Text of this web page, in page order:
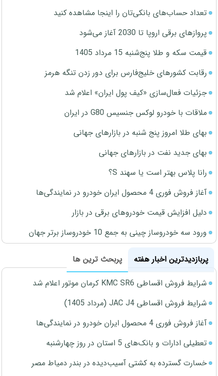
تعداد حساب‌های بانکی‌تان را اینجا مشاهده کنید
پروازهای برقی اروپا تا 2030 آغاز می‌شود
قیمت سکه و طلا پنج‌شنبه 15 مرداد 1405
رقابت کشورهای خلیج‌فارس برای دور زدن تنگه هرمز
جزئیات فعال‌سازی «کیف پول ایران» اعلام شد
ملاقات با خودرو لوکس جنسیس G80 در ایران
بهای طلا امروز پنج شنبه در بازارهای جهانی
بهای جدید نفت در بازارهای جهانی
رانا پلاس بهتر است یا سهند S؟
آغاز فروش فوری 4 محصول ایران خودرو در نمایندگی‌ها
دلیل افزایش قیمت خودروهای برقی در بازار
ورود سه خودروساز چینی به جمع 10 خودروساز برتر جهان
پربازدیدترین اخبار هفته
پربحث ترین ها
شرایط فروش اقساطی KMC SR6 کرمان موتور اعلام شد
شرایط فروش اقساطی JAC J4 (مرداد 1405)
آغاز فروش فوری 4 محصول ایران خودرو در نمایندگی‌ها
تعطیلی ادارات و بانک‌های 5 استان در روز چهارشنبه
خسارت گسترده به کشتی آسیب‌دیده در بندر دمیاط مصر